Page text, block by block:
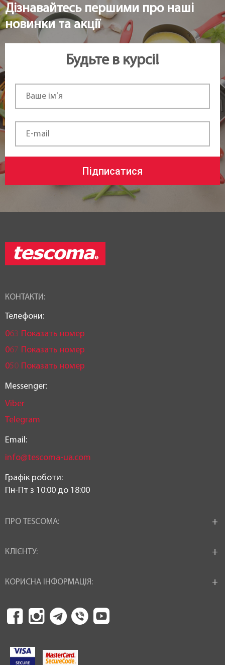
Дізнавайтесь першими про наші
новинки та акції
Будьте в курсі!
Підписатися
КОНТАКТИ:
Телефони:
063 Показать номер
067 Показать номер
050 Показать номер
Messenger:
Viber
Telegram
Email:
info@tescoma-ua.com
Графік роботи:
Пн-Пт з 10:00 до 18:00
ПРО TESCOMA:
КЛІЄНТУ:
КОРИСНА ІНФОРМАЦІЯ: